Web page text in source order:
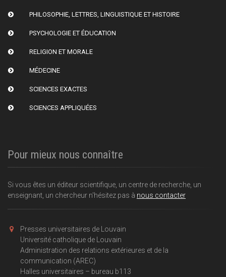
PHILOSOPHIE, LETTRES, LINGUISTIQUE ET HISTOIRE
PSYCHOLOGIE ET ÉDUCATION
RELIGION ET MORALE
MÉDECINE
SCIENCES EXACTES
SCIENCES APPLIQUÉES
Pour mieux nous connaître
Si vous êtes un éditeur scientifique, un centre de recherche, un
enseignant, un chercheur n'hésitez pas à nous contacter
Presses universitaires de Louvain
Université catholique de Louvain
Administration des relations extérieures et de la
communication (AREC)
Halles universitaires – bureau b113